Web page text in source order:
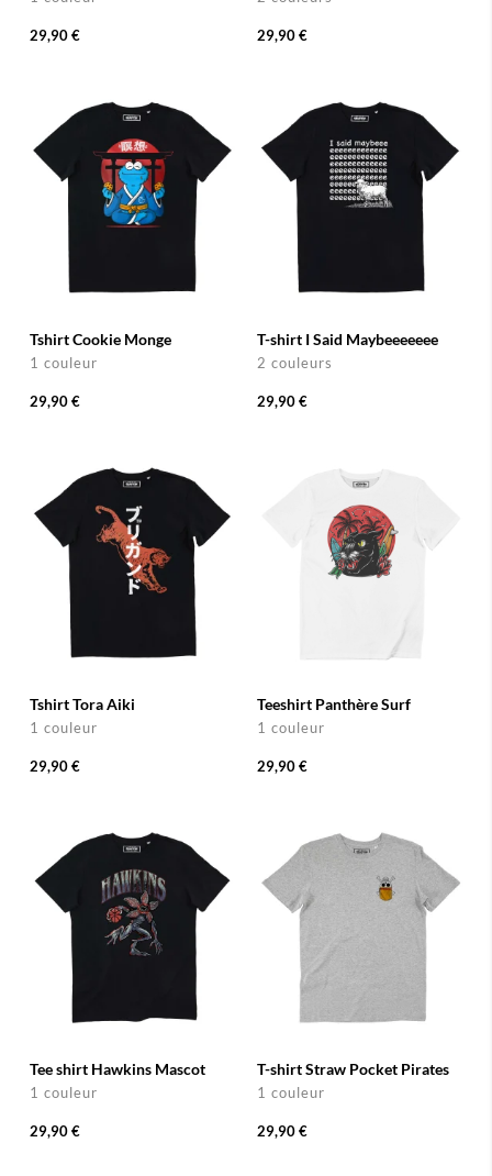
29,90 € 29,90 €
Tshirt Cookie Monge
1 couleur
29,90 €
T-shirt I Said Maybeeeeeee
2 couleurs
29,90 €
Tshirt Tora Aiki
1 couleur
29,90 €
Teeshirt Panthère Surf
1 couleur
29,90 €
Tee shirt Hawkins Mascot
1 couleur
29,90 €
T-shirt Straw Pocket Pirates
1 couleur
29,90 €